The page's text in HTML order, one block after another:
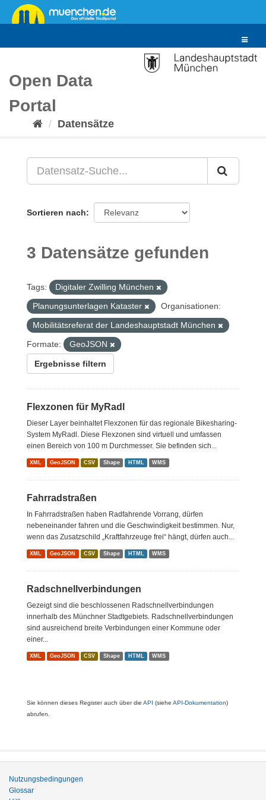
Überspringen
zum
Toggle
Open Data
Portal
Datensätze
Sortieren nach
3 Datensätze gefunden
Tags:
Digitaler Zwilling München
Planungsunterlagen Kataster
Organisationen:
Mobilitätsreferat der Landeshauptstadt München
Formate:
GeoJSON
Ergebnisse filtern
Flexzonen für MyRadl
Dieser Layer beinhaltet Flexzonen für das regionale Bikesharing-
System MyRadl. Diese Flexzonen sind virtuell und umfassen
einen Bereich von 100 m Durchmesser. Sie befinden sich...
XML GeoJSON CSV Shape HTML WMS
Fahrradstraßen
In Fahrradstraßen haben Radfahrende Vorrang, dürfen
nebeneinander fahren und die Geschwindigkeit bestimmen. Nur,
wenn das Zusatzschild „Kraftfahrzeuge frei“ hängt, dürfen auch...
XML GeoJSON CSV Shape HTML WMS
Radschnellverbindungen
Gezeigt sind die beschlossenen Radschnellverbindungen
innerhalb des Münchner Stadtgebiets. Radschnellverbindungen
sind ausreichend breite Verbindungen einer Kommune oder
einer...
XML GeoJSON CSV Shape HTML WMS
Sie können dieses Register auch über die API (siehe API-Dokumentation)
abrufen.
Nutzungsbedingungen
Glossar